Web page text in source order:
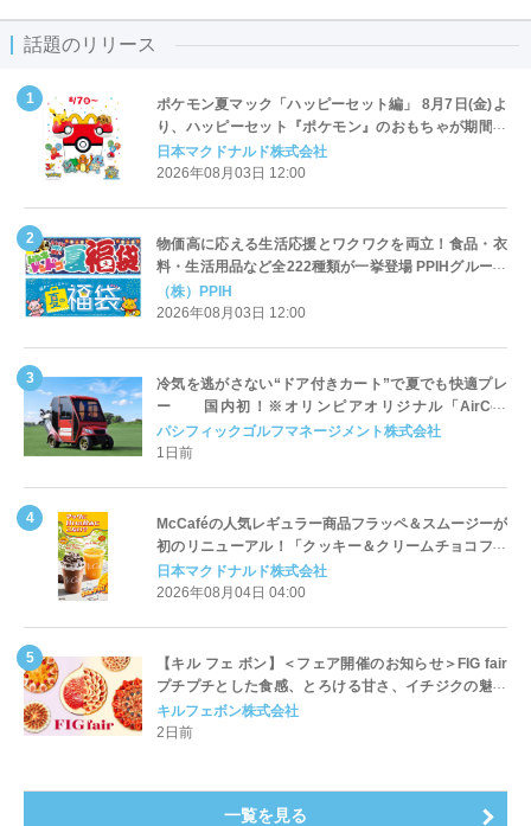
話題のリリース
ポケモン夏マック「ハッピーセット編」 8月7日(金)よ
り、ハッピーセット『ポケモン』のおもちゃが期間限
定登場
日本マクドナルド株式会社
2026年08月03日 12:00
物価高に応える生活応援とワクワクを両立！食品・衣
料・生活用品など全222種類が一挙登場 PPIHグループ
「夏福袋」＆セール 8月6日(木)より順次スタート
（株）PPIH
2026年08月03日 12:00
冷気を逃がさない“ドア付きカート”で夏でも快適プレ
ー 国内初！※オリンピアオリジナル「AirCon
Cart（エアコンカート）」導入 | ＰＧＭ
パシフィックゴルフマネージメント株式会社
1日前
McCaféの人気レギュラー商品フラッペ＆スムージーが
初のリニューアル！「クッキー＆クリームチョコフラ
ッペ」「マンゴースムージー」8月5日（水）から販売
開始
日本マクドナルド株式会社
2026年08月04日 04:00
【キル フェ ボン】＜フェア開催のお知らせ＞FIG fair
プチプチとした食感、とろける甘さ、イチジクの魅力
をたっぷりと。新作を含め、イチジク尽くしの全4種が
登場8月20日（木）スタート
キルフェボン株式会社
2日前
一覧を見る